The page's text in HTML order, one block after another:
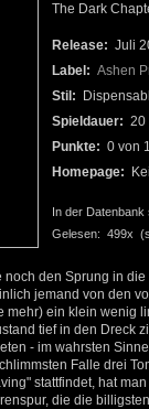
The Dark
Release: Juli
Label: Ashen
Stil:
Spieldauer: 20
Punkte: 0 von
Homepage:
In der Datenbank
Gelesen: 499x
den Sprung in
jemand von den
ein klein wenig
tief in den Dreck
- im wahrsten
Falle drei
stattfindet, hat
die die